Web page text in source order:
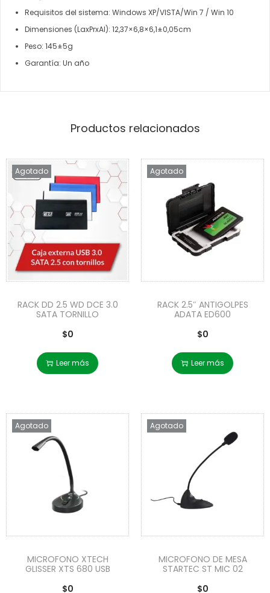
Requisitos del sistema: Windows XP/VISTA/Win 7 / Win 10
Dimensiones (LaxPrxAl): 12,37×6,8×6,1±0,05cm
Peso: 145±5g
Garantía: Un año
Productos relacionados
Agotado
RACK DD 2.5 WD DCE 3.0
SATA TORNILLO
$0
Leer más
Agotado
RACK 2.5″ ANTIGOLPES
ADATA ED600
$0
Leer más
Agotado
MICROFONO XTECH
GLISSER XTS 680 USB
$0
Agotado
MICROFONO DE MESA
STARTEC ST MIC 02
$0